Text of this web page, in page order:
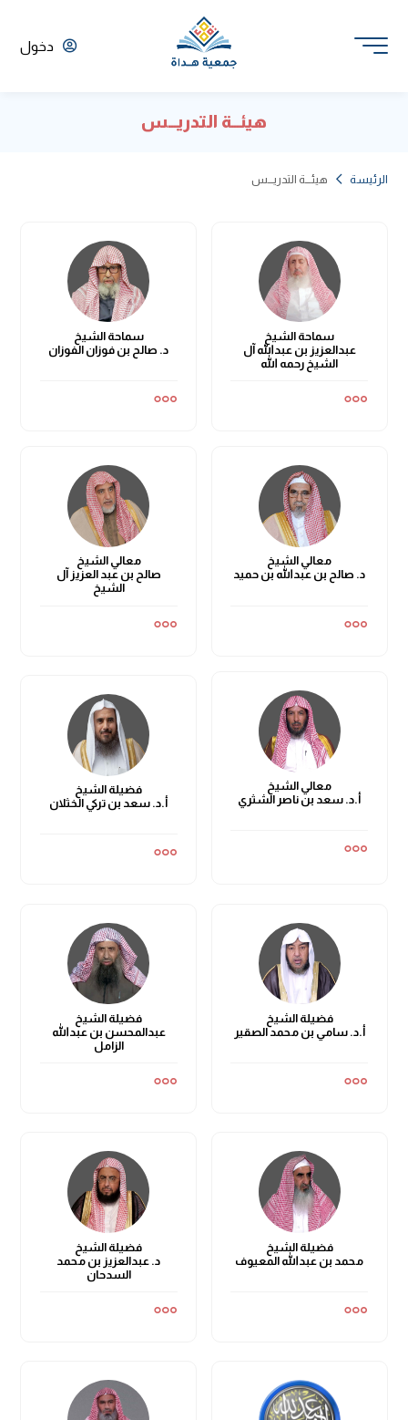
دخول
هيئـــة التدريـــس
الرئيسة هيئـــة التدريـــس
سماحة الشيخ
عبدالعزيز بن عبدالله آل
الشيخ رحمه الله
سماحة الشيخ
د. صالح بن فوزان الفوزان
معالي الشيخ
د. صالح بن عبدالله بن حميد
معالي الشيخ
صالح بن عبد العزيز آل
الشيخ
معالي الشيخ
أ.د. سعد بن ناصر الشثري
فضيلة الشيخ
أ.د. سعد بن تركي الخثلان
فضيلة الشيخ
أ.د. سامي بن محمد الصقير
فضيلة الشيخ
عبدالمحسن بن عبدالله
الزامل
فضيلة الشيخ
محمد بن عبدالله المعيوف
فضيلة الشيخ
د. عبدالعزيز بن محمد
السدحان